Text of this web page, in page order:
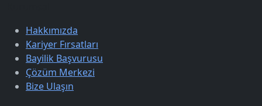
Hakkımızda
Kariyer Fırsatları
Bayilik Başvurusu
Çözüm Merkezi
Bize Ulaşın